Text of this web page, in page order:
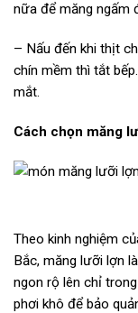
nữa để măng ngấm
– Nấu đến khi thịt
chín mềm thì tắt
mắt.
Cách chọn măng
Theo kinh nghiệm
Bắc, măng lưỡi lợn
ngon rộ lên chỉ
phơi khô để bảo